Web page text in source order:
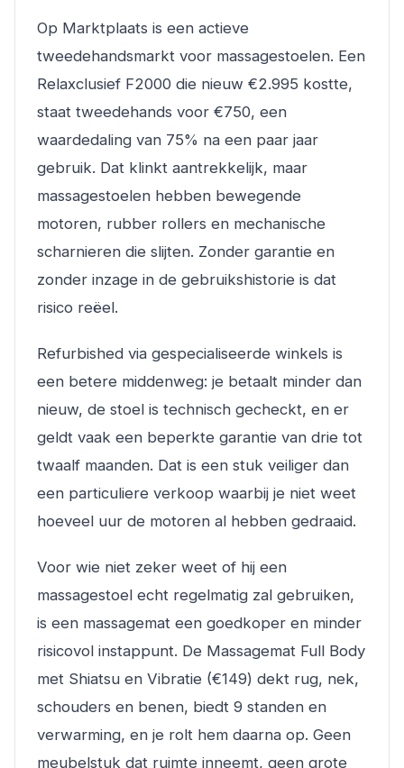
Op Marktplaats is een actieve
tweedehandsmarkt voor massagestoelen. Een
Relaxclusief F2000 die nieuw €2.995 kostte,
staat tweedehands voor €750, een
waardedaling van 75% na een paar jaar
gebruik. Dat klinkt aantrekkelijk, maar
massagestoelen hebben bewegende
motoren, rubber rollers en mechanische
scharnieren die slijten. Zonder garantie en
zonder inzage in de gebruikshistorie is dat
risico reëel.
Refurbished via gespecialiseerde winkels is
een betere middenweg: je betaalt minder dan
nieuw, de stoel is technisch gecheckt, en er
geldt vaak een beperkte garantie van drie tot
twaalf maanden. Dat is een stuk veiliger dan
een particuliere verkoop waarbij je niet weet
hoeveel uur de motoren al hebben gedraaid.
Voor wie niet zeker weet of hij een
massagestoel echt regelmatig zal gebruiken,
is een massagemat een goedkoper en minder
risicovol instappunt. De Massagemat Full Body
met Shiatsu en Vibratie (€149) dekt rug, nek,
schouders en benen, biedt 9 standen en
verwarming, en je rolt hem daarna op. Geen
meubelstuk dat ruimte inneemt, geen grote